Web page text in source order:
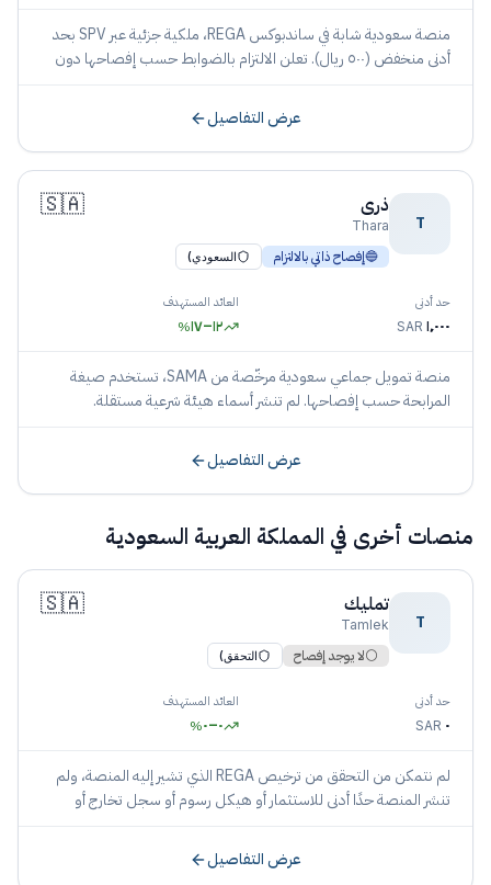
منصة سعودية شابة في ساندبوكس REGA، ملكية جزئية عبر SPV بحد
أدنى منخفض (٥٠٠ ريال). تعلن الالتزام بالضوابط حسب إفصاحها دون
عرض التفاصيل
T
ذرى
Thara
🇸🇦
🔵إفصاح ذاتي بالالتزام السعودي)
حد أدنى
١٬٠٠٠ SAR
العائد المستهدف
١٢–١٧%
منصة تمويل جماعي سعودية مرخّصة من SAMA، تستخدم صيغة
المرابحة حسب إفصاحها. لم تنشر أسماء هيئة شرعية مستقلة.
عرض التفاصيل
منصات أخرى في المملكة العربية السعودية
T
تمليك
Tamlek
🇸🇦
⚪لا يوجد إفصاح التحقق)
حد أدنى
٠ SAR
العائد المستهدف
٠–٠%
لم نتمكن من التحقق من ترخيص REGA الذي تشير إليه المنصة، ولم
تنشر المنصة حدًا أدنى للاستثمار أو هيكل رسوم أو سجل تخارج أو
عرض التفاصيل